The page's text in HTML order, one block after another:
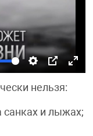
Settings
PIP
Enter
нельзя:
санках и лыжах;